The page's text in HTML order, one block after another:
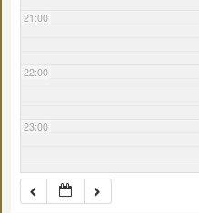
21:00
22:00
23:00